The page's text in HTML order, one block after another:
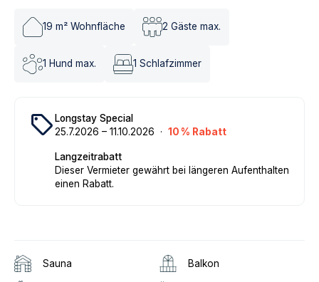
19 m² Wohnfläche 2 Gäste max.
1 Hund max. 1 Schlafzimmer
local_offer Longstay Special
25.7.2026 – 11.10.2026 · 10% Rabatt
Langzeitrabatt
Dieser Vermieter gewährt bei längeren Aufenthalten
einen Rabatt.
Sauna Balkon